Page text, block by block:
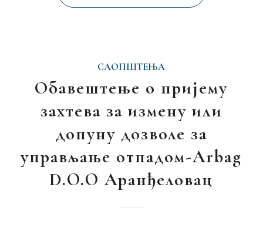
САОПШТЕЊА
Обавештење о пријему
захтева за измену или
допуну дозволе за
управљање отпадом-Arbag
D.O.O Аранђеловац